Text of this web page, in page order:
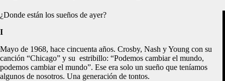
¿Donde están los sueños de ayer?
I
Mayo de 1968, hace cincuenta años. Crosby, Nash y Young con su
canción “Chicago” y su estribillo: “Podemos cambiar el mundo,
podemos cambiar el mundo”. Ese era solo un sueño que teníamos
algunos de nosotros. Una generación de tontos.